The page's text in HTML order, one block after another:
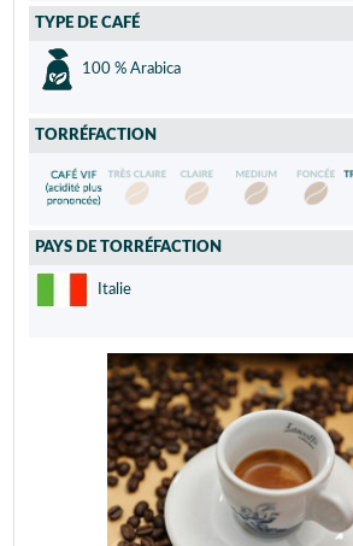
TYPE DE CAFÉ
100 % Arabica
TORRÉFACTION
PAYS DE TORRÉFACTION
Italie